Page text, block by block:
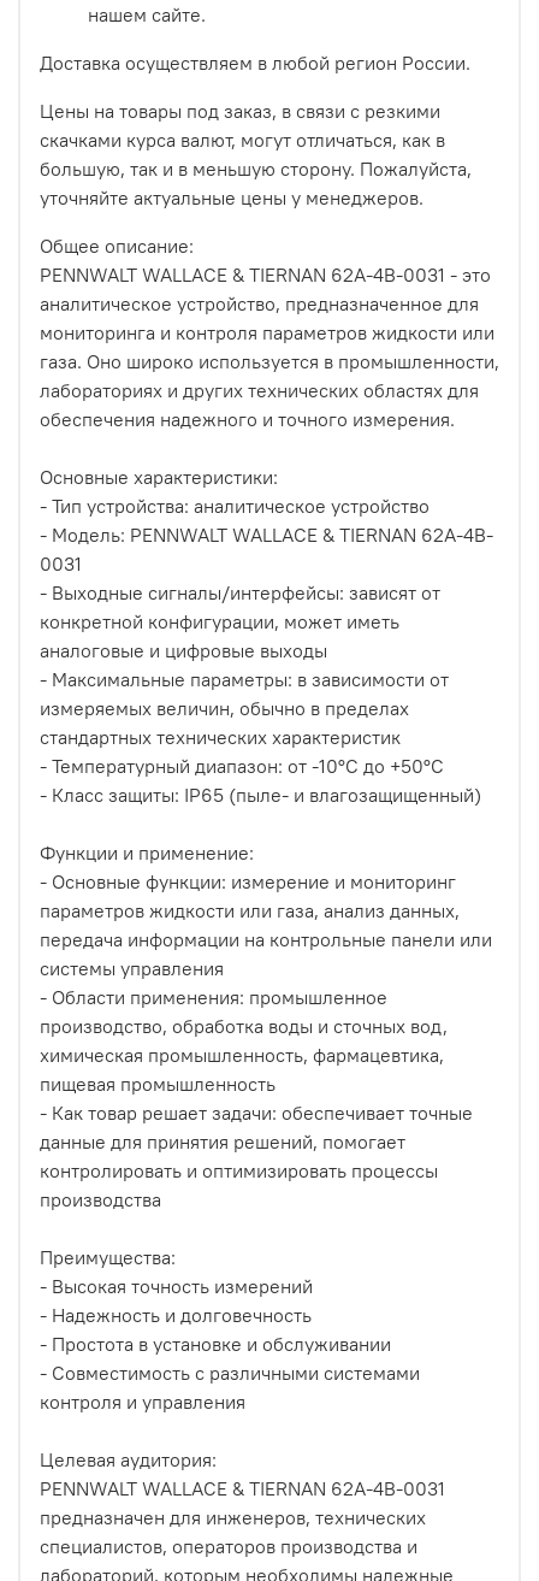
нашем сайте.
Доставка осуществляем в любой регион России.
Цены на товары под заказ, в связи с резкими
скачками курса валют, могут отличаться, как в
большую, так и в меньшую сторону. Пожалуйста,
уточняйте актуальные цены у менеджеров.
Общее описание:
PENNWALT WALLACE & TIERNAN 62A-4B-0031 - это
аналитическое устройство, предназначенное для
мониторинга и контроля параметров жидкости или
газа. Оно широко используется в промышленности,
лабораториях и других технических областях для
обеспечения надежного и точного измерения.
Основные характеристики:
- Тип устройства: аналитическое устройство
- Модель: PENNWALT WALLACE & TIERNAN 62A-4B-
0031
- Выходные сигналы/интерфейсы: зависят от
конкретной конфигурации, может иметь
аналоговые и цифровые выходы
- Максимальные параметры: в зависимости от
измеряемых величин, обычно в пределах
стандартных технических характеристик
- Температурный диапазон: от -10°C до +50°C
- Класс защиты: IP65 (пыле- и влагозащищенный)
Функции и применение:
- Основные функции: измерение и мониторинг
параметров жидкости или газа, анализ данных,
передача информации на контрольные панели или
системы управления
- Области применения: промышленное
производство, обработка воды и сточных вод,
химическая промышленность, фармацевтика,
пищевая промышленность
- Как товар решает задачи: обеспечивает точные
данные для принятия решений, помогает
контролировать и оптимизировать процессы
производства
Преимущества:
- Высокая точность измерений
- Надежность и долговечность
- Простота в установке и обслуживании
- Совместимость с различными системами
контроля и управления
Целевая аудитория:
PENNWALT WALLACE & TIERNAN 62A-4B-0031
предназначен для инженеров, технических
специалистов, операторов производства и
лабораторий, которым необходимы надежные